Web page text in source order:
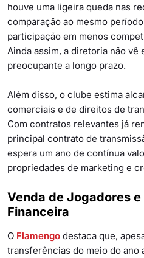
houve uma ligeira queda nas
comparação ao mesmo
participação em menos
Ainda assim, a diretoria não
preocupante a longo prazo.
Além disso, o clube estima
comerciais e de direitos de
Com contratos relevantes já
principal contrato de
espera um ano de contínua
propriedades de marketing e
Venda de Jogadores
Financeira
O Flamengo destaca que,
transferências do meio do ano